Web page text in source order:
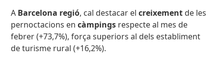
A Barcelona regió, cal destacar elcreixement de les
pernoctacions encàmpings respecte al mes de
febrer (+73,7%), força superiors al dels establiment
de turisme rural (+16,2%).